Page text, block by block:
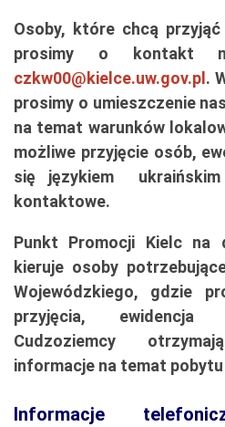
Osoby, które chcą
prosimy o kontakt
czkw00@kielce.uw.gov.pl .
prosimy o umieszczenie
na temat warunków
możliwe przyjęcie osób,
się językiem
kontaktowe.
Punkt Promocji Kielc na
kieruje osoby
Wojewódzkiego, gdzie
przyjęcia, ewidencja
Cudzoziemcy
informacje na temat
Informacje